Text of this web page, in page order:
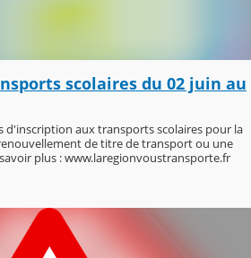
scolaires du 02 juin au
d'inscription aux transports scolaires pour la
de titre de transport ou une
plus : www.laregionvoustransporte.fr